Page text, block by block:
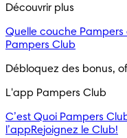
Découvrir plus
Quelle couche Pampers
Pampers Club
Débloquez des bonus,
L'app Pampers Club
C’est Quoi Pampers
l’appRejoignez le Club!